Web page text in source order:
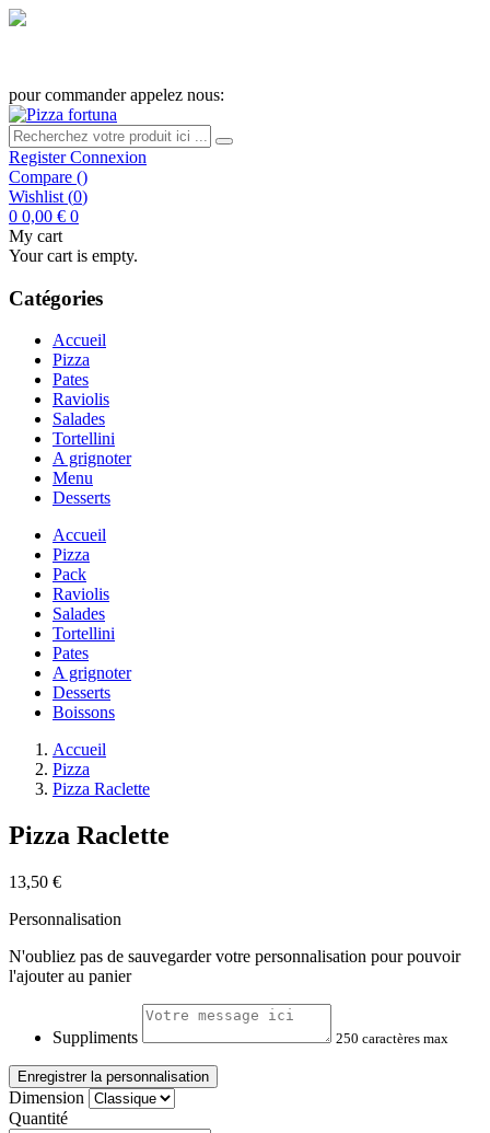
pour commander appelez nous:
RegisterConnexion
Compare ()
Wishlist (0)
0 0,00 € 0
My cart
Your cart is empty.
Catégories
Accueil
Pizza
Pates
Raviolis
Salades
Tortellini
A grignoter
Menu
Desserts
Accueil
Pizza
Pack
Raviolis
Salades
Tortellini
Pates
A grignoter
Desserts
Boissons
Accueil
Pizza
Pizza Raclette
Pizza Raclette
13,50 €
Personnalisation
N'oubliez pas de sauvegarder votre personnalisation pour pouvoir
l'ajouter au panier
Suppliments 250 caractères max
Enregistrer la personnalisation
Dimension
Quantité